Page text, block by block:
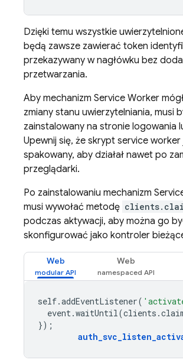
Dzięki temu wszystkie
będą zawsze zawierać token
przekazywany w nagłówku bez
przetwarzania.
Aby mechanizm Service Worker
zmiany stanu uwierzytelniania, musi
zainstalowany na stronie logowania
Upewnij się, że skrypt service worker
spakowany, aby działał nawet po
przeglądarki.
Po zainstalowaniu mechanizm
musi wywołać metodę
podczas aktywacji, aby można go
skonfigurować jako kontroler
Web Web
self.addEventListener(
event.waitUntil(clients .
});